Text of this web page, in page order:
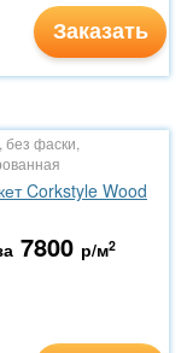
Заказать
фаски,
Corkstyle Wood
7800 р/м2